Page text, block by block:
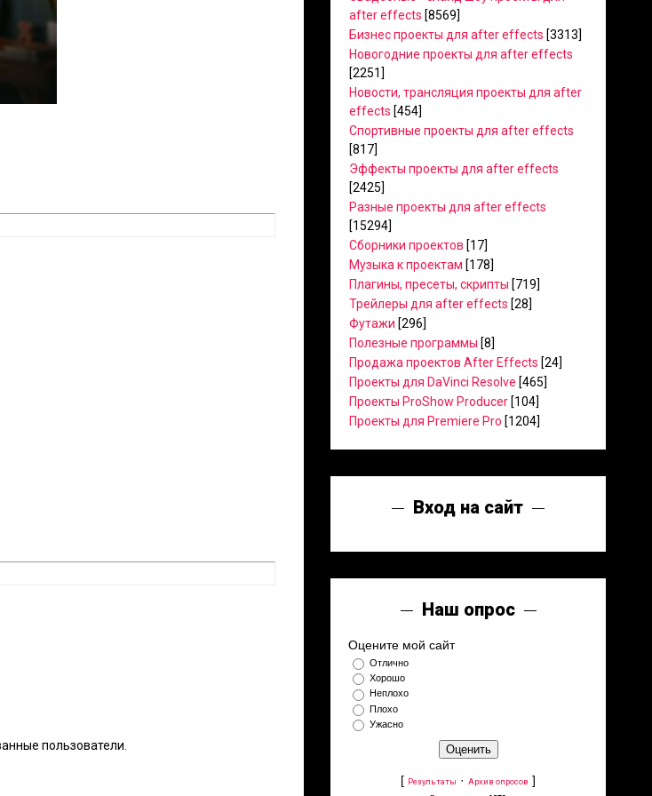
пользователи.
after effects [8569]
Бизнес проекты для after effects [3313]
Новогодние проекты для after effects
[2251]
Новости, трансляция проекты для after
effects [454]
Спортивные проекты для after effects
[817]
Эффекты проекты для after effects
[2425]
Разные проекты для after effects
[15294]
Сборники проектов [17]
Музыка к проектам [178]
Плагины, пресеты, скрипты [719]
Трейлеры для after effects [28]
Футажи [296]
Полезные программы [8]
Продажа проектов After Effects [24]
Проекты для DaVinci Resolve [465]
Проекты ProShow Producer [104]
Проекты для Premiere Pro [1204]
Вход на сайт
Наш опрос
Оцените мой сайт
Отлично
Хорошо
Неплохо
Плохо
Ужасно
[ Результаты · Архив опросов ]